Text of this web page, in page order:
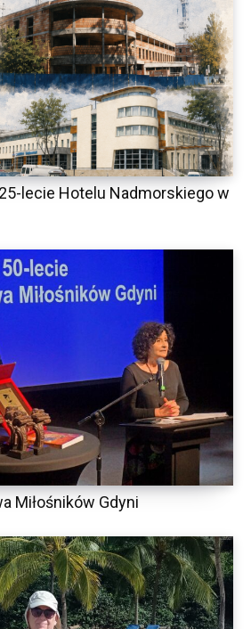
lecie Hotelu Nadmorskiego w
Miłośników Gdyni